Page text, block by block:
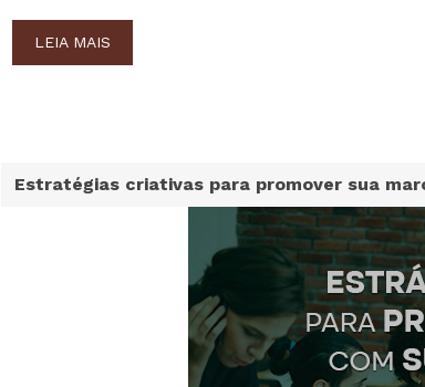
LEIA MAIS
Estratégias criativas para promover sua